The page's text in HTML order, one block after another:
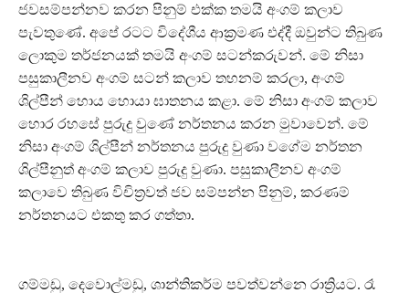
ජවසම්පන්නව කරන පිනුම් එක්ක තමයි අංගම් කලාව
පැවතුණේ. අපේ රටට විදේශීය ආක්‍රමණ එද්දී ඔවුන්ට තිබුණ
ලොකුම තර්ජනයක් තමයි අංගම් සටන්කරුවන්. මේ නිසා
පසුකාලීනව අංගම් සටන් කලාව තහනම් කරලා, අංගම්
ශිල්පීන් හොය හොයා ඝාතනය කළා. මේ නිසා අංගම් කලාව
හොර රහසේ පුරුදු වුණේ නර්තනය කරන මුවාවෙන්. මේ
නිසා අංගම් ශිල්පීන් නර්තනය පුරුදු වුණා වගේම නර්තන
ශිල්පීනුත් අංගම් කලාව පුරුදු වුණා. පසුකාලීනව අංගම්
කලාවෙ තිබුණ විචිත්‍රවත් ජව සම්පන්න පිනුම්, කරණම්
නර්තනයට එකතු කර ගත්තා.
ගම්මඩු, දෙවොල්මඩු, ශාන්තිකර්ම පවත්වන්නෙ රාත්‍රියට. රෑ